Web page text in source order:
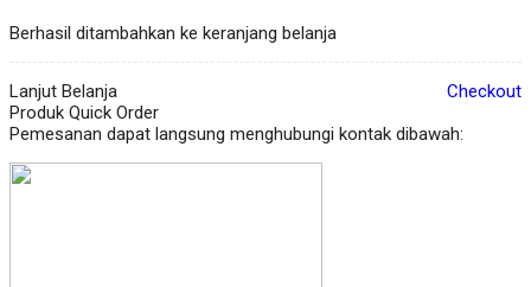
Berhasil ditambahkan ke keranjang belanja
Lanjut Belanja
Checkout
Produk Quick Order
Pemesanan dapat langsung menghubungi kontak dibawah: